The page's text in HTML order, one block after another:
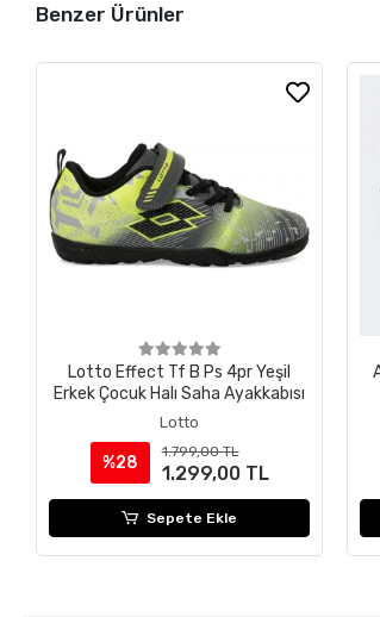
Benzer Ürünler
Lotto Effect Tf B Ps 4pr Yeşil
Erkek Çocuk Halı Saha Ayakkabısı
Lotto
%28
1.799,00 TL
1.299,00 TL
Sepete Ekle